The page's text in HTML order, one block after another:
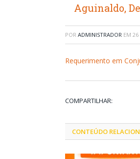
Aguinaldo,
POR ADMINISTRADOR EM 26
Requerimento em
COMPARTILHAR:
CONTEÚDO